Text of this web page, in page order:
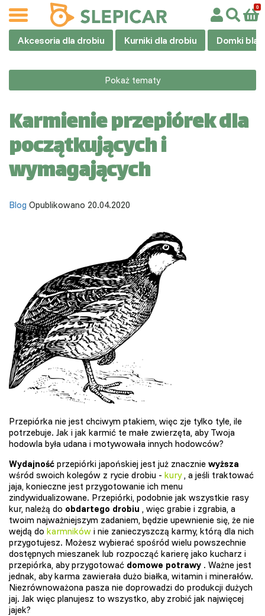
Akcesoria dla drobiu Kurniki dla drobiu Domki
Pokaż tematy
Karmienie przepiórek dla
początkujących i
wymagających
Blog Opublikowano 20.04.2020
Przepiórka nie jest chciwym ptakiem, więc zje tylko tyle, ile
potrzebuje. Jak i jak karmić te małe zwierzęta, aby Twoja
hodowla była udana i motywowała innych hodowców?
Wydajność przepiórki japońskiej jest już znacznie wyższa
wśród swoich kolegów z rycie drobiu - kury, a jeśli traktować
jaja, konieczne jest przygotowanie ich menu
zindywidualizowane. Przepiórki, podobnie jak wszystkie rasy
kur, należą do obdartego drobiu , więc grabie i zgrabia, a
twoim najważniejszym zadaniem, będzie upewnienie się, że nie
wejdą do karmników i nie zanieczyszczą karmy, którą dla nich
przygotujesz. Możesz wybierać spośród wielu powszechnie
dostępnych mieszanek lub rozpocząć karierę jako kucharz i
przepiórka, aby przygotować domowe potrawy . Ważne jest
jednak, aby karma zawierała dużo białka, witamin i minerałów.
Niezrównoważona pasza nie doprowadzi do produkcji dużych
jaj. Jak więc planujesz to wszystko, aby zrobić jak najwięcej
jajek?